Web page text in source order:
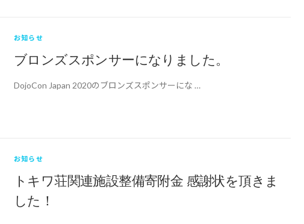
お知らせ
ブロンズスポンサーになりました。
DojoCon Japan 2020のブロンズスポンサーにな …
お知らせ
トキワ荘関連施設整備寄附金 感謝状を頂きま
した！